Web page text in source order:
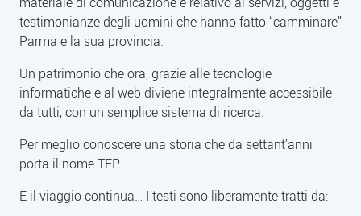
testimonianze degli uomini che hanno fatto “camminare”
Parma e la sua provincia.
Un patrimonio che ora, grazie alle tecnologie
informatiche e al web diviene integralmente accessibile
da tutti, con un semplice sistema di ricerca.
Per meglio conoscere una storia che da settant’anni
porta il nome TEP.
E il viaggio continua… I testi sono liberamente tratti da: